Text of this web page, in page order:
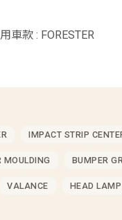
車款 : FORESTER
IMPACT STRIP
MOULDING BUMPER
VALANCE HEAD